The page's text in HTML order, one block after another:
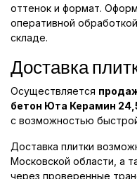
оттенок и формат.
оперативной
складе.
Доставка
Осуществляется
бетон Юта Керамин
с возможностью
Доставка плитки
Московской области, а
через проверенные